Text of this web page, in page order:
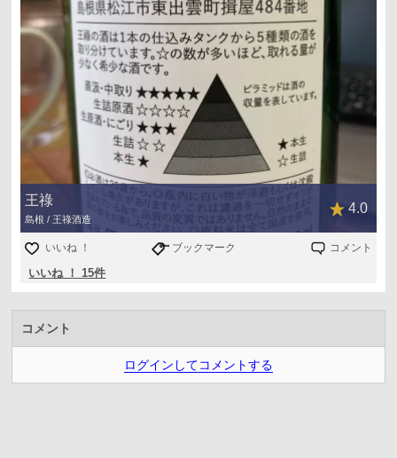
王祿
島根 / 王祿酒造
4.0
いいね ！ ブックマーク コメント
いいね ！ 15件
コメント
ログインしてコメントする